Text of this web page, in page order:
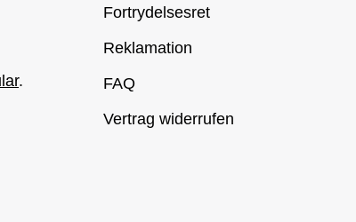
.
Fortrydelsesret
Reklamation
FAQ
Vertrag widerrufen